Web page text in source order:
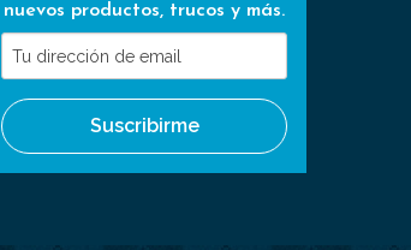
nuevos productos, trucos y más.
Tu
dirección
de
email
Suscribirme